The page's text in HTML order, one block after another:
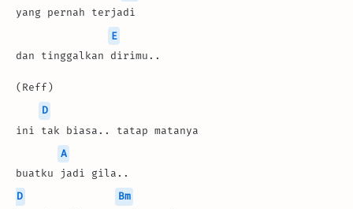
yang pernah terjadi
E
dan tinggalkan dirimu..
(Reff)
D
ini tak biasa.. tatap matanya
A
buatku jadi gila..
D
Bm